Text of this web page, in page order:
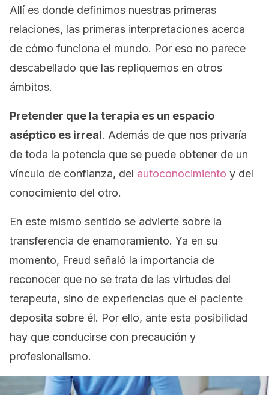
Allí es donde definimos nuestras primeras
relaciones, las primeras interpretaciones acerca
de cómo funciona el mundo. Por eso no parece
descabellado que las repliquemos en otros
ámbitos.
Pretender que la terapia es un espacio
aséptico es irreal. Además de que nos privaría
de toda la potencia que se puede obtener de un
vínculo de confianza, del autoconocimiento y del
conocimiento del otro.
En este mismo sentido se advierte sobre la
transferencia de enamoramiento. Ya en su
momento, Freud señaló la importancia de
reconocer que no se trata de las virtudes del
terapeuta, sino de experiencias que el paciente
deposita sobre él. Por ello, ante esta posibilidad
hay que conducirse con precaución y
profesionalismo.